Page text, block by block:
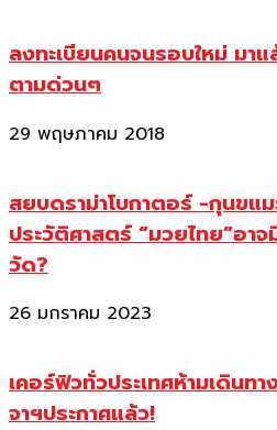
ลงทะเบียนคนจนรอบใหม่ มา
ตามด่วนๆ
29 พฤษภาคม 2018
สยบดราม่าโบกาตอร์ -กุนขแ
ประวัติศาสตร์ “มวยไทย”อา
วัด?
26 มกราคม 2023
เคอร์ฟิวทั่วประเทศห้ามเดินท
จาฯประกาศแล้ว!